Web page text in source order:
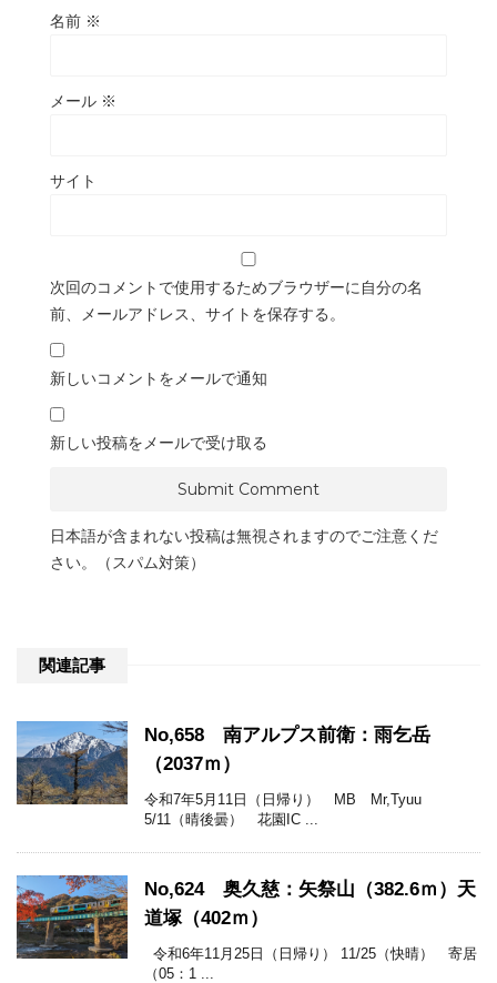
名前 ※
メール ※
サイト
次回のコメントで使用するためブラウザーに自分の名
前、メールアドレス、サイトを保存する。
新しいコメントをメールで通知
新しい投稿をメールで受け取る
日本語が含まれない投稿は無視されますのでご注意くだ
さい。（スパム対策）
関連記事
No,658 南アルプス前衛：雨乞岳
（2037ｍ）
令和7年5月11日（日帰り） MB Mr,Tyuu
5/11（晴後曇） 花園IC ...
No,624 奥久慈：矢祭山（382.6ｍ）天
道塚（402ｍ）
令和6年11月25日（日帰り） 11/25（快晴） 寄居
（05：1 ...